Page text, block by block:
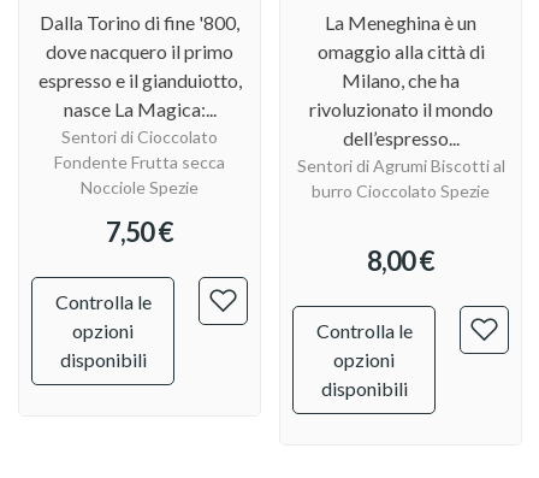
Dalla Torino di fine '800,
dove nacquero il primo
espresso e il gianduiotto,
nasce La Magica:...
Sentori di Cioccolato
Fondente Frutta secca
Nocciole Spezie
7,50 €
Controlla le
opzioni
disponibili
La Meneghina è un
omaggio alla città di
Milano, che ha
rivoluzionato il mondo
dell’espresso...
Sentori di Agrumi Biscotti al
burro Cioccolato Spezie
8,00 €
Controlla le
opzioni
disponibili